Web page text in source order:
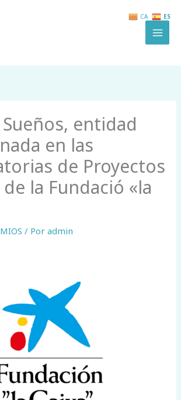
entidad
en las
de Proyectos
la Fundació «la
/ Poradmin
CA ES